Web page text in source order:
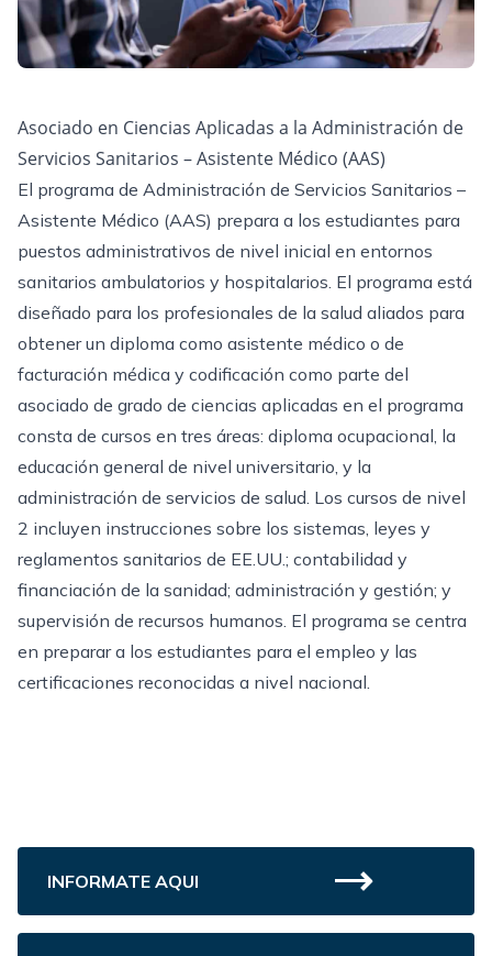
Asociado en Ciencias Aplicadas a la Administración de
Servicios Sanitarios – Asistente Médico (AAS)
El programa de Administración de Servicios Sanitarios –
Asistente Médico (AAS) prepara a los estudiantes para
puestos administrativos de nivel inicial en entornos
sanitarios ambulatorios y hospitalarios. El programa está
diseñado para los profesionales de la salud aliados para
obtener un diploma como asistente médico o de
facturación médica y codificación como parte del
asociado de grado de ciencias aplicadas en el programa
consta de cursos en tres áreas: diploma ocupacional, la
educación general de nivel universitario, y la
administración de servicios de salud. Los cursos de nivel
2 incluyen instrucciones sobre los sistemas, leyes y
reglamentos sanitarios de EE.UU.; contabilidad y
financiación de la sanidad; administración y gestión; y
supervisión de recursos humanos. El programa se centra
en preparar a los estudiantes para el empleo y las
certificaciones reconocidas a nivel nacional.
INFORMATE AQUI